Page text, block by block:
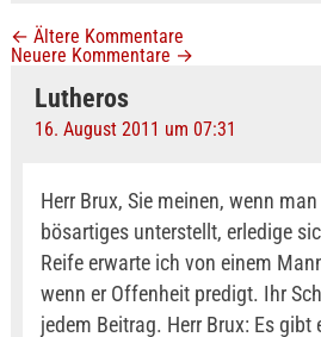
← Ältere Kommentare
Neuere Kommentare →
Lutheros
16. August 2011 um 07:31
Herr Brux, Sie meinen, wenn
bösartiges unterstellt, erledige
Reife erwarte ich von einem
wenn er Offenheit predigt. Ihr
jedem Beitrag. Herr Brux: Es